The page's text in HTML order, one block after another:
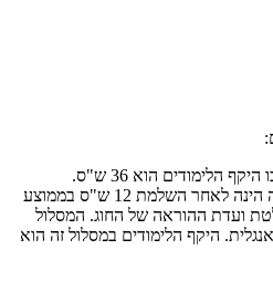
הלימודים הוא 36 ש"ס.
הקבלה למסלול זה הינה לאחר השלמת 12 ש"ס בממוצע
ועדת ההוראה של החוג. המסלול
היקף הלימודים במסלול זה הוא